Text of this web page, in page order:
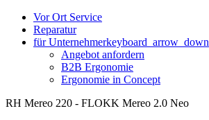
Vor Ort Service
Reparatur
für Unternehmerkeyboard_arrow_down
Angebot anfordern
B2B Ergonomie
Ergonomie in Concept
RH Mereo 220 - FLOKK Mereo 2.0 Neo